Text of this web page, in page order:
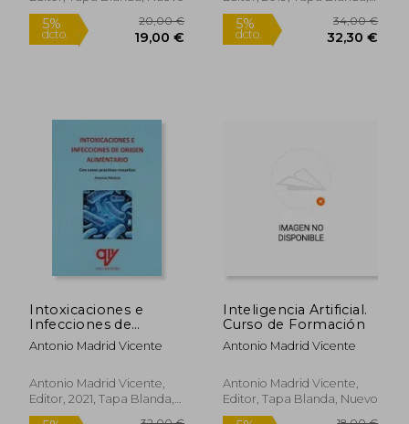
Nuevo
Intoxicaciones e
Infecciones de
Origen Alimentario
Antonio Madrid Vicente
Antonio Madrid Vicente,
Editor, 2021, Tapa Blanda,
Nuevo
Inteligencia Artificial.
Curso de Formación
Antonio Madrid Vicente
Antonio Madrid Vicente,
Editor, Tapa Blanda, Nuevo